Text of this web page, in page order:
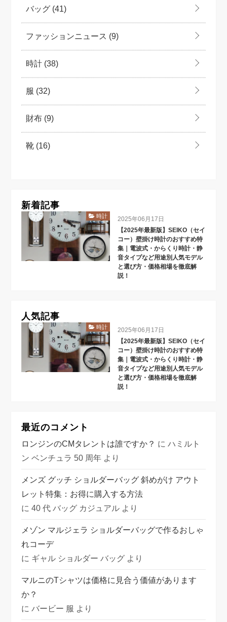
バッグ (41)
ファッションニュース (9)
時計 (38)
服 (32)
財布 (9)
靴 (16)
新着記事
時計
2025年06月17日
【2025年最新版】SEIKO（セイ
コー）壁掛け時計のおすすめ特
集｜電波式・からくり時計・静
音タイプなど用途別人気モデル
と選び方・価格相場を徹底解
説！
人気記事
時計
2025年06月17日
【2025年最新版】SEIKO（セイ
コー）壁掛け時計のおすすめ特
集｜電波式・からくり時計・静
音タイプなど用途別人気モデル
と選び方・価格相場を徹底解
説！
最近のコメント
ロンジンのCMタレントは誰ですか？ にハミルト
ン ベンチュラ 50 周年 より
メンズ グッチ ショルダーバッグ 斜めがけ アウト
レット特集：お得に購入する方法
に40 代 バッグ カジュアル より
メゾン マルジェラ ショルダーバッグで作るおしゃ
れコーデ
に ギャル ショルダー バッグ より
マルニのTシャツは価格に見合う価値があります
か？
にバービー 服 より